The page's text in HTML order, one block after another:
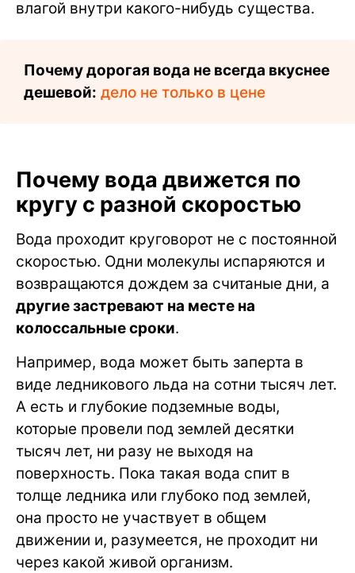
влагой внутри какого-нибудь существа.
Почему дорогая вода не всегда вкуснее
дешевой: дело не только в цене
Почему вода движется по
кругу с разной скоростью
Вода проходит круговорот не с постоянной
скоростью. Одни молекулы испаряются и
возвращаются дождем за считаные дни, а
другие застревают на месте на
колоссальные сроки.
Например, вода может быть заперта в
виде ледникового льда на сотни тысяч лет.
А есть и глубокие подземные воды,
которые провели под землей десятки
тысяч лет, ни разу не выходя на
поверхность. Пока такая вода спит в
толще ледника или глубоко под землей,
она просто не участвует в общем
движении и, разумеется, не проходит ни
через какой живой организм.